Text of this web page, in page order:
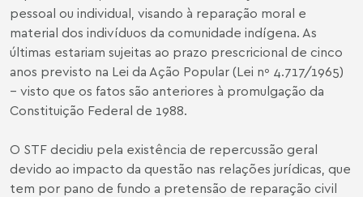
pessoal ou individual, visando à reparação moral e
material dos indivíduos da comunidade indígena. As
últimas estariam sujeitas ao prazo prescricional de cinco
anos previsto na Lei da Ação Popular (Lei nº 4.717/1965)
– visto que os fatos são anteriores à promulgação da
Constituição Federal de 1988.
O STF decidiu pela existência de repercussão geral
devido ao impacto da questão nas relações jurídicas, que
tem por pano de fundo a pretensão de reparação civil